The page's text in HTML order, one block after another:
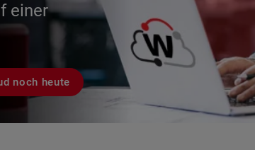
einer
noch heute